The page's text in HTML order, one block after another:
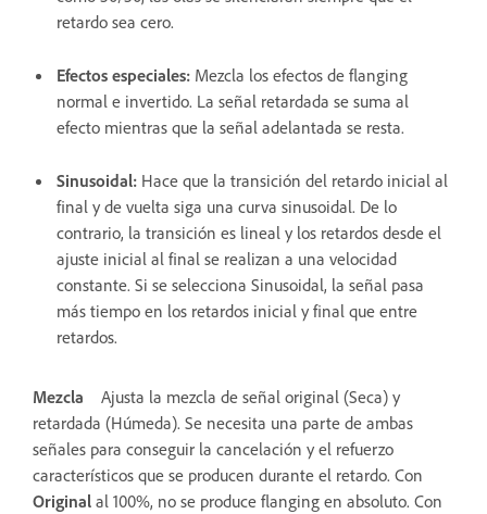
retardo sea cero.
Efectos especiales: Mezcla los efectos de flanging
normal e invertido. La señal retardada se suma al
efecto mientras que la señal adelantada se resta.
Sinusoidal: Hace que la transición del retardo inicial al
final y de vuelta siga una curva sinusoidal. De lo
contrario, la transición es lineal y los retardos desde el
ajuste inicial al final se realizan a una velocidad
constante. Si se selecciona Sinusoidal, la señal pasa
más tiempo en los retardos inicial y final que entre
retardos.
Mezcla
Ajusta la mezcla de señal original (Seca) y
retardada (Húmeda). Se necesita una parte de ambas
señales para conseguir la cancelación y el refuerzo
característicos que se producen durante el retardo. Con
Original al 100%, no se produce flanging en absoluto. Con